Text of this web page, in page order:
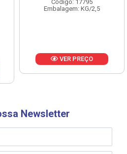
Código: 18433
Embalagem: KG/2,25
VER PREÇO
Newsletter